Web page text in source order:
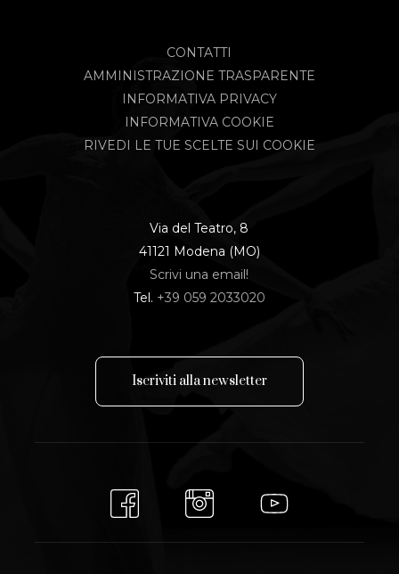
CONTATTI
AMMINISTRAZIONE TRASPARENTE
INFORMATIVA PRIVACY
INFORMATIVA COOKIE
RIVEDI LE TUE SCELTE SUI COOKIE
Via del Teatro, 8
41121 Modena (MO)
Scrivi una email!
Tel. +39 059 2033020
Iscriviti allanewsletter